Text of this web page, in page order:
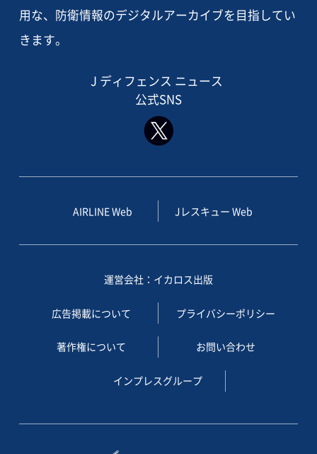
用な、防衛情報のデジタルアーカイブを目指してい
きます。
J ディフェンス ニュース
公式SNS
AIRLINE Web Jレスキュー Web
運営会社：イカロス出版
広告掲載について プライバシーポリシー
著作権について お問い合わせ
インプレスグループ